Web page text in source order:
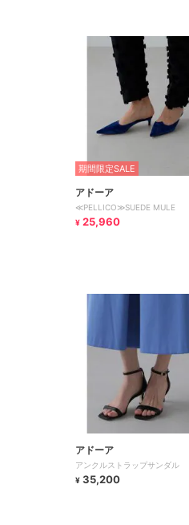
期間限定SALE
アドーア
≪PELLICO≫SUEDE MULE
¥ 25,960
アドーア
アンクルストラップサンダル
¥ 35,200